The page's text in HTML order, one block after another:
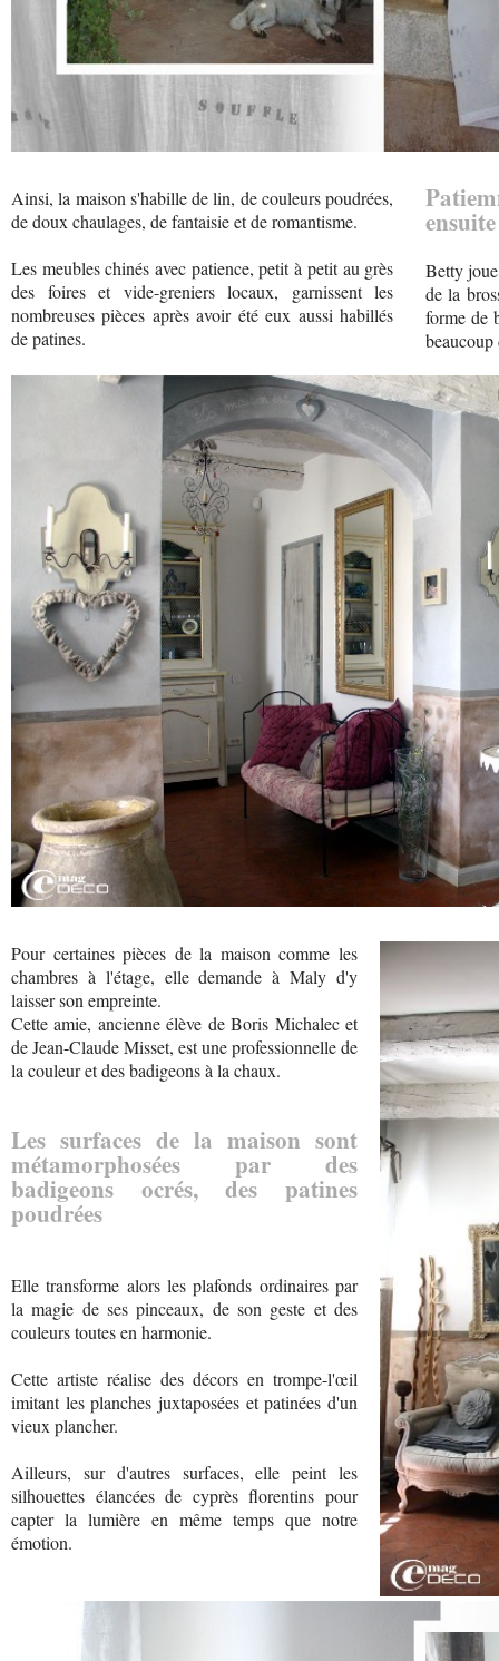
Ainsi, la maison s'habille de lin, de couleurs poudrées,
de doux chaulages, de fantaisie et de romantisme.
Les meubles chinés avec patience, petit à petit au grès
des foires et vide-greniers locaux, garnissent les
nombreuses pièces après avoir été eux aussi habillés
de patines.
Betty
de la
forme de
Pour certaines pièces de la maison comme les
chambres à l'étage, elle demande à Maly d'y
laisser son empreinte.
Cette amie, ancienne élève de Boris Michalec et
de Jean-Claude Misset, est une professionnelle de
la couleur et des badigeons à la chaux.
Les surfaces de la maison sont
métamorphosées par des
badigeons ocrés, des patines
poudrées
Elle transforme alors les plafonds ordinaires par
la magie de ses pinceaux, de son geste et des
couleurs toutes en harmonie.
Cette artiste réalise des décors en trompe-l'œil
imitant les planches juxtaposées et patinées d'un
vieux plancher.
Ailleurs, sur d'autres surfaces, elle peint les
silhouettes élancées de cyprès florentins pour
capter la lumière en même temps que notre
émotion.